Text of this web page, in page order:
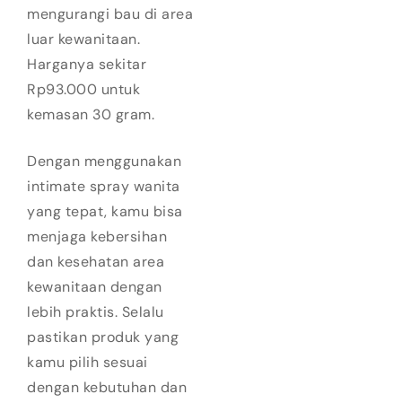
mengurangi bau di area
luar kewanitaan.
Harganya sekitar
Rp93.000 untuk
kemasan 30 gram.
Dengan menggunakan
intimate spray wanita
yang tepat, kamu bisa
menjaga kebersihan
dan kesehatan area
kewanitaan dengan
lebih praktis. Selalu
pastikan produk yang
kamu pilih sesuai
dengan kebutuhan dan